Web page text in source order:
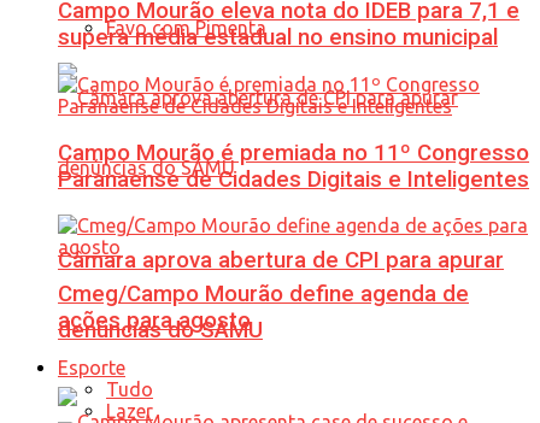
Favo com Pimenta
Câmara aprova abertura de CPI para apurar
denúncias do SAMU
Campo Mourão eleva nota do IDEB para 7,1 e
supera média estadual no ensino municipal
Campo Mourão é premiada no 11º Congresso
Paranaense de Cidades Digitais e Inteligentes
Cmeg/Campo Mourão define agenda de
ações para agosto
Esporte
Tudo
Lazer